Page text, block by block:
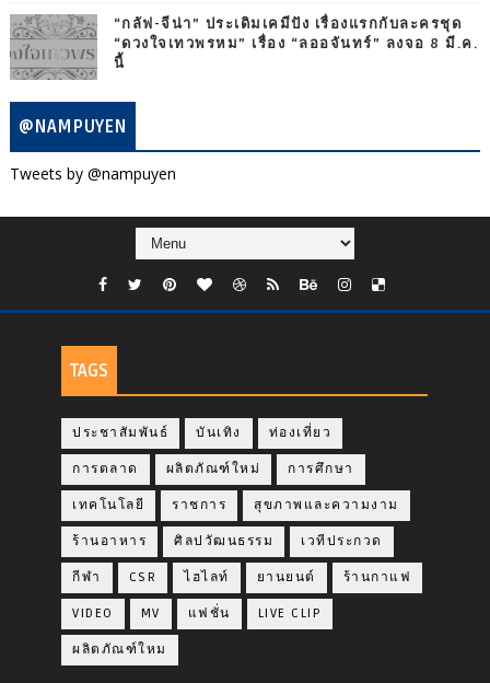
“กลัฟ-จีน่า” ประเดิมเคมีปัง เรื่องแรกกับละครชุด
“ดวงใจเทวพรหม” เรื่อง “ลออจันทร์” ลงจอ 8 มี.ค.
นี้
@NAMPUYEN
Tweets by @nampuyen
TAGS
ประชาสัมพันธ์ บันเทิง ท่องเที่ยว
การตลาด ผลิตภัณฑ์ใหม่ การศึกษา
เทคโนโลยี ราชการ สุขภาพและความงาม
ร้านอาหาร ศิลปวัฒนธรรม เวทีประกวด
กีฬา CSR ไฮไลท์ ยานยนต์ ร้านกาแฟ
VIDEO MV แฟชั่น LIVE CLIP
ผลิตภัณฑ์ใหม